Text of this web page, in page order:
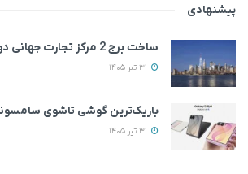
پیشنهادی
ساخت برج 2 مرکز تجارت جهانی دوباره آغاز شد + تصویر
باریک‌ترین گوشی تاشوی